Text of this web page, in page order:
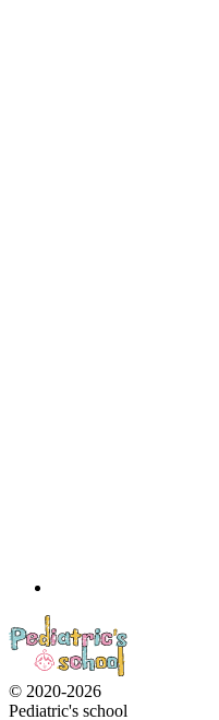
© 2020-2026
Pediatric's school